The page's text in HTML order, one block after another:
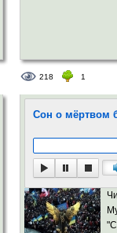
218 1
Сон о мёртвом